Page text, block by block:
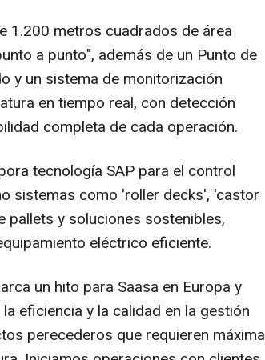
1.200 metros cuadrados de área
a punto", además de un Punto de
y un sistema de monitorización
en tiempo real, con detección
completa de cada operación.
tecnología SAP para el control
sistemas como 'roller decks', 'castor
y soluciones sostenibles,
eléctrico eficiente.
un hito para Saasa en Europa y
eficiencia y la calidad en la gestión
perecederos que requieren máxima